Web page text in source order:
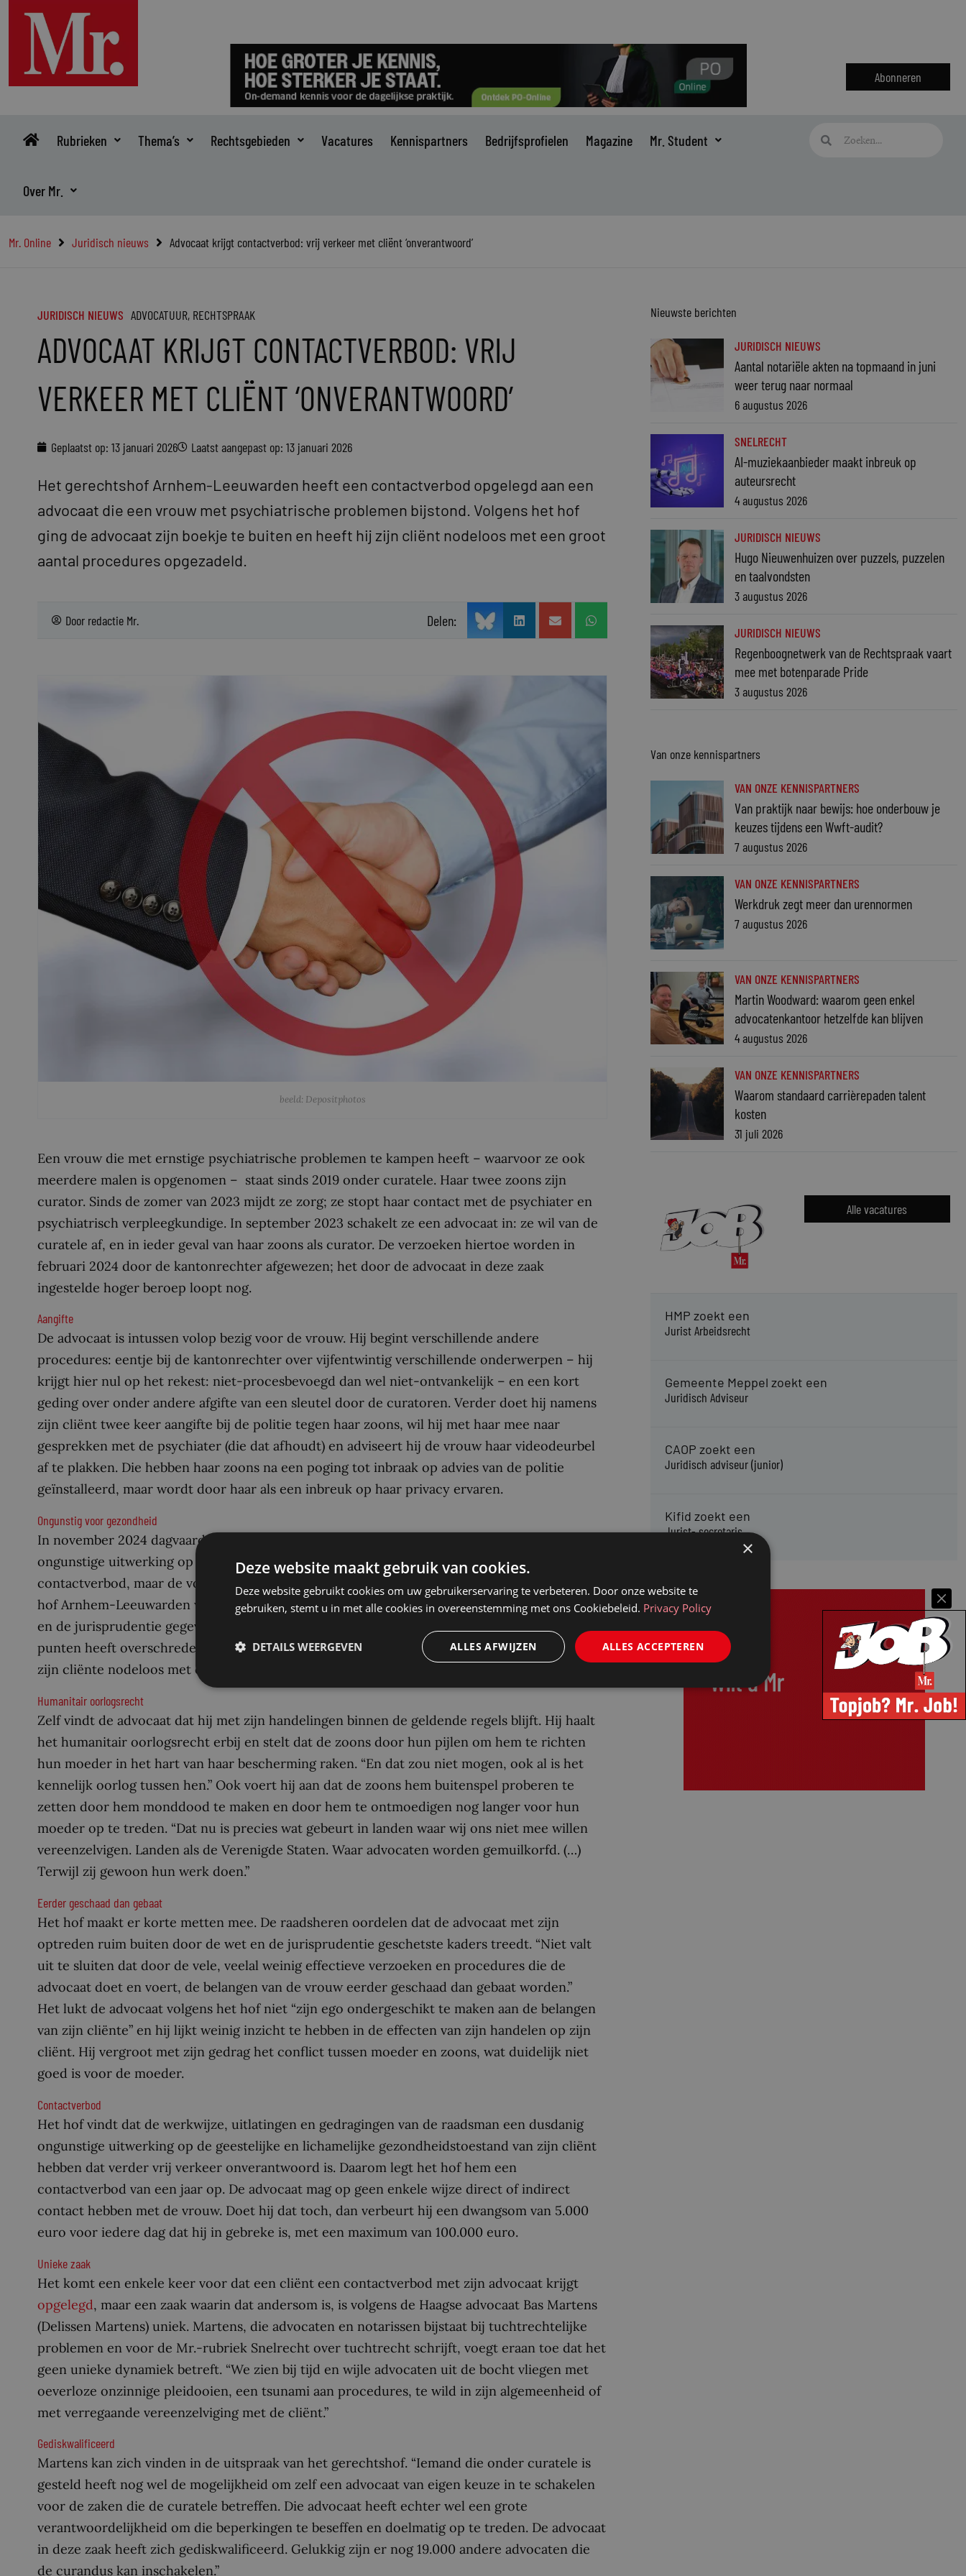
inhoud
Abonneren
Rubrieken Thema’s Rechtsgebieden Vacatures Kennispartners Bedrijfsprofielen Magazine Mr. Student
Over Mr.
Zoeken
Mr. Online Juridisch nieuws Advocaat krijgt contactverbod: vrij verkeer met cliënt ‘onverantwoord’
JURIDISCH NIEUWS ADVOCATUUR, RECHTSPRAAK
ADVOCAAT KRIJGT CONTACTVERBOD: VRIJ
VERKEER MET CLIËNT ‘ONVERANTWOORD’
Geplaatst op: 13 januari 2026 Laatst aangepast op: 13 januari 2026
Het gerechtshof Arnhem-Leeuwarden heeft een contactverbod opgelegd aan een
advocaat die een vrouw met psychiatrische problemen bijstond. Volgens het hof
ging de advocaat zijn boekje te buiten en heeft hij zijn cliënt nodeloos met een groot
aantal procedures opgezadeld.
Door redactie Mr. Delen:
beeld: Depositphotos
Een vrouw die met ernstige psychiatrische problemen te kampen heeft – waarvoor ze ook
meerdere malen is opgenomen – staat sinds 2019 onder curatele. Haar twee zoons zijn
curator. Sinds de zomer van 2023 mijdt ze zorg; ze stopt haar contact met de psychiater en
psychiatrisch verpleegkundige. In september 2023 schakelt ze een advocaat in: ze wil van de
curatele af, en in ieder geval van haar zoons als curator. De verzoeken hiertoe worden in
februari 2024 door de kantonrechter afgewezen; het door de advocaat in deze zaak
ingestelde hoger beroep loopt nog.
Aangifte
De advocaat is intussen volop bezig voor de vrouw. Hij begint verschillende andere
procedures: eentje bij de kantonrechter over vijfentwintig verschillende onderwerpen – hij
krijgt hier nul op het rekest: niet-procesbevoegd dan wel niet-ontvankelijk – en een kort
geding over onder andere afgifte van een sleutel door de curatoren. Verder doet hij namens
zijn cliënt twee keer aangifte bij de politie tegen haar zoons, wil hij met haar mee naar
gesprekken met de psychiater (die dat afhoudt) en adviseert hij de vrouw haar videodeurbel
af te plakken. Die hebben haar zoons na een poging tot inbraak op advies van de politie
geïnstalleerd, maar wordt door haar als een inbreuk op haar privacy ervaren.
Ongunstig voor gezondheid
In november 2024 dagvaarden de zoons de advocaat. Volgens hen heeft zijn bijstand een
ongunstige uitwerking op de gezondheidstoestand van hun moeder. Ze eisen een
contactverbod, maar de voorzieningenrechter wijst dat af. In hoger beroep krijgen ze van het
hof Arnhem-Leeuwarden wél gelijk. Het hof is vanoordeeldat de advocaat het door de wet
en de jurisprudentie gegeven mandaat om de belangen van zijn cliënt te behartigen op vele
punten heeft overschreden. “Hierdoor heeft hij, terwijl hij beter wist of had moeten weten,
zijn cliënte nodeloos met een groot aantal procedures belast.”
Humanitair oorlogsrecht
Zelf vindt de advocaat dat hij met zijn handelingen binnen de geldende regels blijft. Hij haalt
het humanitair oorlogsrecht erbij en stelt dat de zoons door hun pijlen om hem te richten
hun moeder in het hart van haar bescherming raken. “En dat zou niet mogen, ook al is het
kennelijk oorlog tussen hen.” Ook voert hij aan dat de zoons hem buitenspel proberen te
zetten door hem monddood te maken en door hem te ontmoedigen nog langer voor hun
moeder op te treden. “Dat nu is precies wat gebeurt in landen waar wij ons niet mee willen
vereenzelvigen. Landen als de Verenigde Staten. Waar advocaten worden gemuilkorfd. (…)
Terwijl zij gewoon hun werk doen.”
Eerder geschaad dan gebaat
Het hof maakt er korte metten mee. De raadsheren oordelen dat de advocaat met zijn
optreden ruim buiten door de wet en de jurisprudentie geschetste kaders treedt. “Niet valt
uit te sluiten dat door de vele, veelal weinig effectieve verzoeken en procedures die de
advocaat doet en voert, de belangen van de vrouw eerder geschaad dan gebaat worden.”
Het lukt de advocaat volgens het hof niet “zijn ego ondergeschikt te maken aan de belangen
van zijn cliënte” en hij lijkt weinig inzicht te hebben in de effecten van zijn handelen op zijn
cliënt. Hij vergroot met zijn gedrag het conflict tussen moeder en zoons, wat duidelijk niet
goed is voor de moeder.
Contactverbod
Het hof vindt dat de werkwijze, uitlatingen en gedragingen van de raadsman een dusdanig
ongunstige uitwerking op de geestelijke en lichamelijke gezondheidstoestand van zijn cliënt
hebben dat verder vrij verkeer onverantwoord is. Daarom legt het hof hem een
contactverbod van een jaar op. De advocaat mag op geen enkele wijze direct of indirect
contact hebben met de vrouw. Doet hij dat toch, dan verbeurt hij een dwangsom van 5.000
euro voor iedere dag dat hij in gebreke is, met een maximum van 100.000 euro.
Unieke zaak
Het komt een enkele keer voor dat een cliënt een contactverbod met zijn advocaat krijgt
opgelegd, maar een zaak waarin dat andersom is, is volgens de Haagse advocaat Bas Martens
(Delissen Martens) uniek. Martens, die advocaten en notarissen bijstaat bij tuchtrechtelijke
problemen en voor de Mr.-rubriek Snelrecht over tuchtrecht schrijft, voegt eraan toe dat het
geen unieke dynamiek betreft. “We zien bij tijd en wijle advocaten uit de bocht vliegen met
oeverloze onzinnige pleidooien, een tsunami aan procedures, te wild in zijn algemeenheid of
met verregaande vereenzelviging met de cliënt.”
Gediskwalificeerd
Martens kan zich vinden in de uitspraak van het gerechtshof. “Iemand die onder curatele is
gesteld heeft nog wel de mogelijkheid om zelf een advocaat van eigen keuze in te schakelen
voor de zaken die de curatele betreffen. Die advocaat heeft echter wel een grote
verantwoordelijkheid om die beperkingen te beseffen en doelmatig op te treden. De advocaat
in deze zaak heeft zich gediskwalificeerd. Gelukkig zijn er nog 19.000 andere advocaten die
de curandus kan inschakelen.”
Nieuwste berichten
JURIDISCH NIEUWS
Aantal notariële akten na topmaand in juni
weer terug naar normaal
6 augustus 2026
SNELRECHT
AI-muziekaanbieder maakt inbreuk op
auteursrecht
4 augustus 2026
JURIDISCH NIEUWS
Hugo Nieuwenhuizen over puzzels, puzzelen
en taalvondsten
3 augustus 2026
JURIDISCH NIEUWS
Regenboognetwerk van de Rechtspraak vaart
mee met botenparade Pride
3 augustus 2026
Van onze kennispartners
VAN ONZE KENNISPARTNERS
Van praktijk naar bewijs: hoe onderbouw je
keuzes tijdens een Wwft-audit?
7 augustus 2026
VAN ONZE KENNISPARTNERS
Werkdruk zegt meer dan urennormen
7 augustus 2026
VAN ONZE KENNISPARTNERS
Martin Woodward: waarom geen enkel
advocatenkantoor hetzelfde kan blijven
4 augustus 2026
VAN ONZE KENNISPARTNERS
Waarom standaard carrièrepaden talent
kosten
31 juli 2026
Alle vacatures
HMP zoekt een
Jurist Arbeidsrecht
Gemeente Meppel zoekt een
Juridisch Adviseur
CAOP zoekt een
Juridisch adviseur (junior)
Kifid zoekt een
Jurist- secretaris
×
Deze website maakt gebruik van cookies.
Deze website gebruikt cookies om uw gebruikerservaring te verbeteren. Door onze website te
gebruiken, stemt u in met alle cookies in overeenstemming met ons Cookiebeleid. Privacy Policy
ALLES ACCEPTEREN
ALLES AFWIJZEN
DETAILS WEERGEVEN